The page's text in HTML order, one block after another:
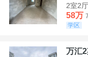
2室2
58万
学区
万汇